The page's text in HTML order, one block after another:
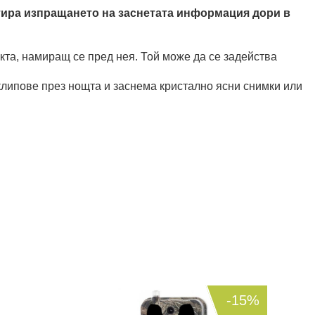
изпращането на заснетата информация дори в
намиращ се пред нея. Той може да се задейства
през нощта и заснема кристално ясни снимки или
-15%